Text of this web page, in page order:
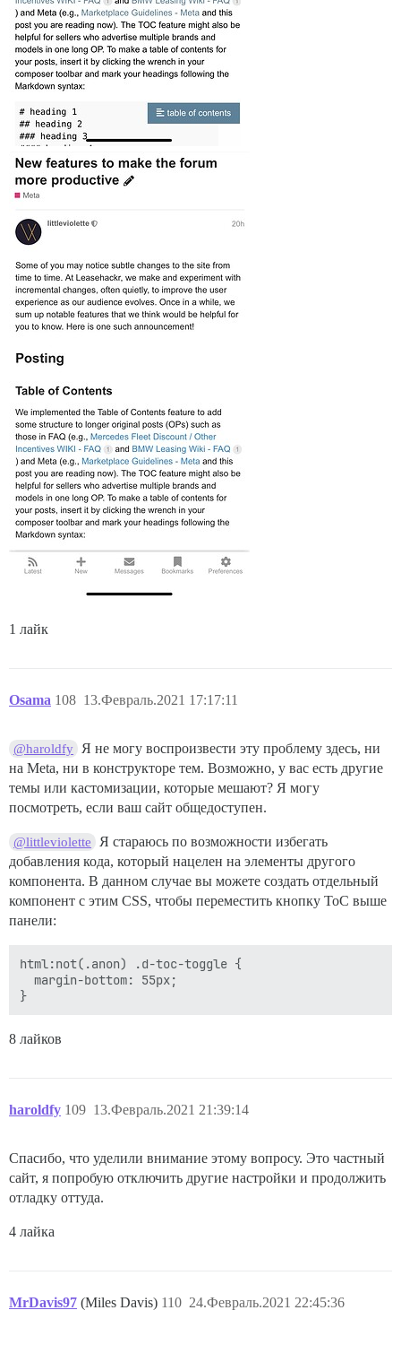
1 лайк
Osama 13.Февраль.2021 17:17:11
108
@haroldfy
Я не могу воспроизвести эту проблему здесь, ни
на Meta, ни в конструкторе тем. Возможно, у вас есть другие
темы или кастомизации, которые мешают? Я могу
посмотреть, если ваш сайт общедоступен.
@littleviolette
Я стараюсь по возможности избегать
добавления кода, который нацелен на элементы другого
компонента. В данном случае вы можете создать отдельный
компонент с этим CSS, чтобы переместить кнопку ToC выше
панели:
html:not(.anon) .d-toc-toggle {
  margin-bottom: 55px;
8 лайков
haroldfy 13.Февраль.2021 21:39:14
109
Спасибо, что уделили внимание этому вопросу. Это частный
сайт, я попробую отключить другие настройки и продолжить
отладку оттуда.
4 лайка
MrDavis97 (Miles Davis) 24.Февраль.2021 22:45:36
110